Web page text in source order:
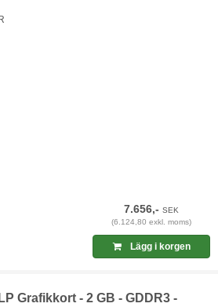
7.656,-SEK
(6.124,80 exkl. moms)
Lägg i korgen
Grafikkort - 2 GB - GDDR3 -